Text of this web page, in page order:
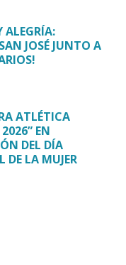
ALEGRÍA:
JOSÉ JUNTO A
ATLÉTICA
EN
DEL DÍA
DE LA MUJER